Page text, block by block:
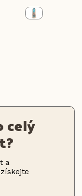
celý
a